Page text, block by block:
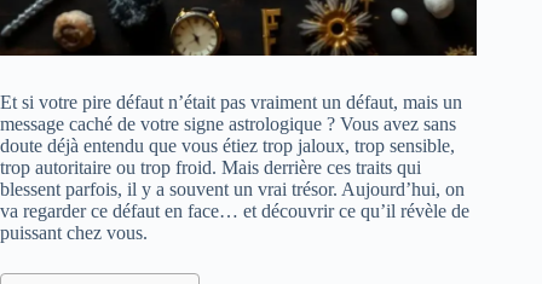
Et si votre pire défaut n’était pas vraiment un défaut, mais un
message caché de votre signe astrologique ? Vous avez sans
doute déjà entendu que vous étiez trop jaloux, trop sensible,
trop autoritaire ou trop froid. Mais derrière ces traits qui
blessent parfois, il y a souvent un vrai trésor. Aujourd’hui, on
va regarder ce défaut en face… et découvrir ce qu’il révèle de
puissant chez vous.